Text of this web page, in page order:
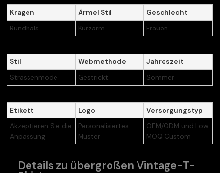
Kragen Ärmel Stil
Geschlecht
Rundhals
Kurzarm Frauen
Stil Webmethode
Jahreszeit
Strassenmode
Gestrickt Sommer
Etikett Logo
Versorgungstyp
Akzeptieren Sie die
Anpassung
Personalisiertes
Muster
OEM/ODM und Low
MOQ Custom
Details zu übergroßen Vintage-T-